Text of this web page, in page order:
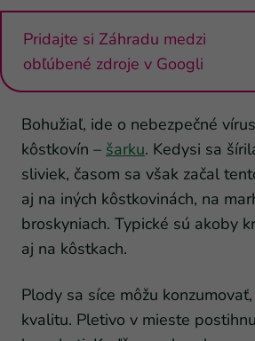
Pridajte si Záhradu medzi
obľúbené zdroje v Googli
Bohužiaľ, ide o nebezpečné
kôstkovín – šarku. Kedysi sa
sliviek, časom sa však začal
aj na iných kôstkovinách, na
broskyniach. Typické sú akoby
aj na kôstkach.
Plody sa síce môžu
kvalitu. Pletivo v mieste